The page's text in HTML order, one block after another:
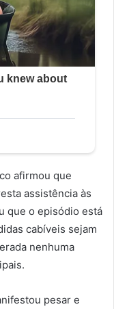
afirmou que
assistência às
que o episódio está
cabíveis sejam
nenhuma
pesar e